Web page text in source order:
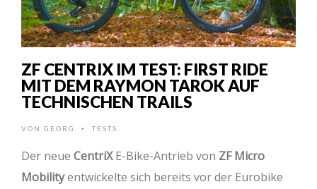
ZF CENTRIX IM TEST: FIRST RIDE
MIT DEM RAYMON TAROK AUF
TECHNISCHEN TRAILS
VON GEORG • TESTS
Der neue CentriXE-Bike-Antrieb von ZF Micro
Mobilityentwickelte sich bereits vor der Eurobike